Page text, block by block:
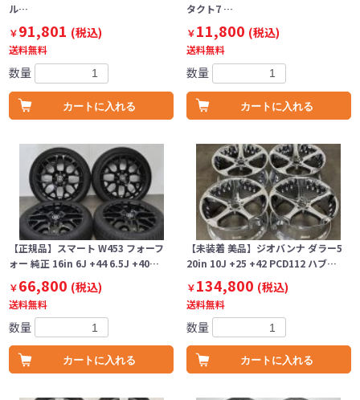
ル…
￥91,801 (税込)
送料無料
数量
カートに入れる
タクト7 …
￥11,800 (税込)
送料無料
数量
カートに入れる
【正規品】スマート W453 フォーフ
ォー 純正 16in 6J +44 6.5J +40…
￥66,800 (税込)
送料無料
数量
カートに入れる
【未装着 美品】ジオバンナ ダラー5
20in 10J +25 +42 PCD112 ハブ…
￥134,800 (税込)
送料無料
数量
カートに入れる